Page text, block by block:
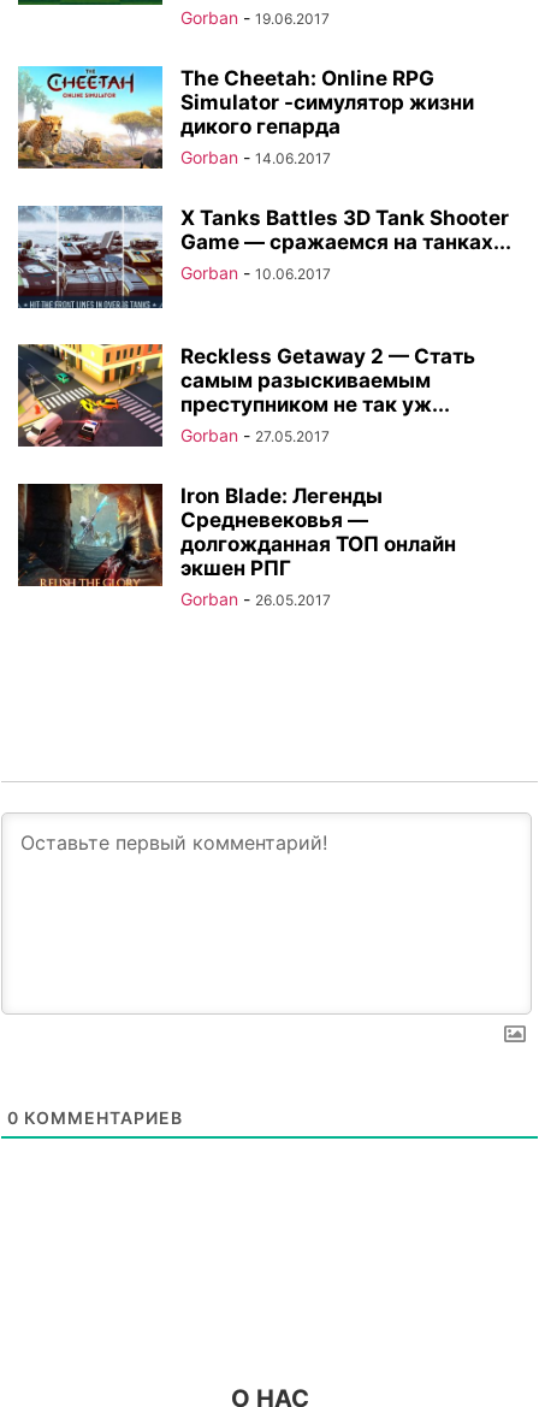
Gorban - 19.06.2017
The Cheetah: Online RPG
Simulator -симулятор жизни
дикого гепарда
Gorban - 14.06.2017
X Tanks Battles 3D Tank Shooter
Game — сражаемся на танках...
Gorban - 10.06.2017
Reckless Getaway 2 — Стать
самым разыскиваемым
преступником не так уж...
Gorban - 27.05.2017
Iron Blade: Легенды
Средневековья —
долгожданная ТОП онлайн
экшен РПГ
Gorban - 26.05.2017
0 КОММЕНТАРИЕВ
О НАС